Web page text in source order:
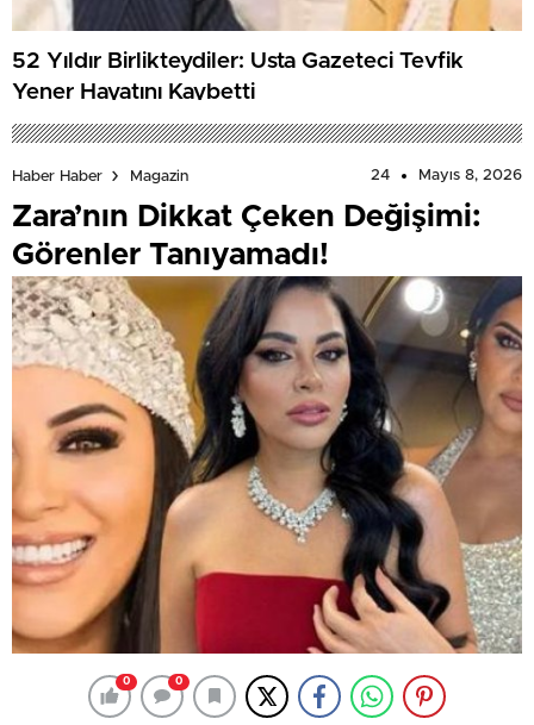
52 Yıldır Birlikteydiler: Usta Gazeteci Tevfik
Yener Hayatını Kaybetti
Haber Haber Magazin 24 Mayıs 8, 2026
Zara’nın Dikkat Çeken Değişimi:
Görenler Tanıyamadı!
0 0